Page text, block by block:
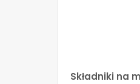
Składniki na